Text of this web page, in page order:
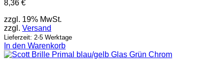
8,36 €
zzgl. 19% MwSt.
zzgl. Versand
Lieferzeit: 2-5 Werktage
In den Warenkorb